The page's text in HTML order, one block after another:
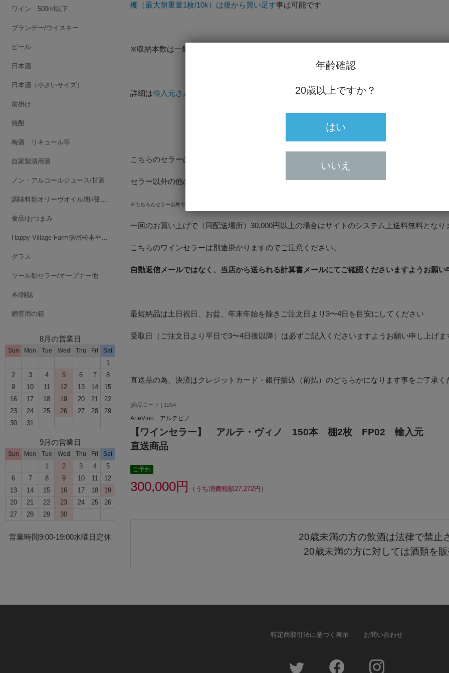
ワイン 500ml以下
ブランデー/ウイスキー
ビール
日本酒
日本酒（小さいサイズ）
前掛け
焼酎
梅酒 リキュール等
自家製漬用酒
ノン・アルコールジュース/甘酒
調味料類オリーヴオイル/酢/醤油/みりん/他
食品/おつまみ
Happy Village Farm信州松本平・波田
グラス
ツール類セラー/オープナー他
本/雑誌
贈答用の箱
8月の営業日
Sun Mon Tue Wed Thu Fri Sat
1
2
3 4 5 6 7
8
9
10 11 12 13 14
15
16
17 18 19 20 21
22
23
24 25 26 27 28
29
30
31
9月の営業日
Sun Mon Tue Wed Thu Fri Sat
1 2 3 4
5
6
7 8 9 10 11
12
13
14 15 16 17 18
19
20
21 22 23 24 25
26
27
28 29 30
営業時間9:00-19:00水曜日定休
棚（最大耐重量1枚/10k）は後から買い足す事は可能です
※収納本数は一般的なボルドータイプ750mlの瓶での想定です
詳細は輸入元さんのサイトhttp://www.z-max.jp/artevino/products/fg.html を見ていただいた方が
こちらのセラーはメーカー直送となりますので、他の商品と同梱は出来ません。
セラー以外の他の商品と一緒にお買い上げの場合はこちらを除いたものにも送料が掛かります。
※もちろんセラー以外でも30,000円以上ですと送料は掛かりません
一回のお買い上げで（同配送場所）30,000円以上の場合はサイトのシステム上送料無料となり
こちらのワインセラーは別途掛かりますのでご注意ください。
自動返信メールではなく、当店から送られる計算書メールにてご確認くださいますようお願い
最短納品は土日祝日、お盆、年末年始を除きご注文日より3〜4日を目安にしてください
受取日（ご注文日より平日で3〜4日後以降）は必ずご記入くださいますようお願い申し上げま
直送品の為、決済はクレジットカード・銀行振込（前払）のどちらかになります事をご了承く
[商品コード ] 1254
ArteVino アルテビノ
【ワインセラー】 アルテ・ヴィノ 150本 棚2枚 FP02 輸入元
直送商品
ご予約
300,000円 （うち消費税額27,272円）
20歳未満の方の飲酒は法律で禁止
20歳未満の方に対しては酒類を
特定商取引法に基づく表示 お問い合わせ
年齢確認
20歳以上ですか？
はい
いいえ